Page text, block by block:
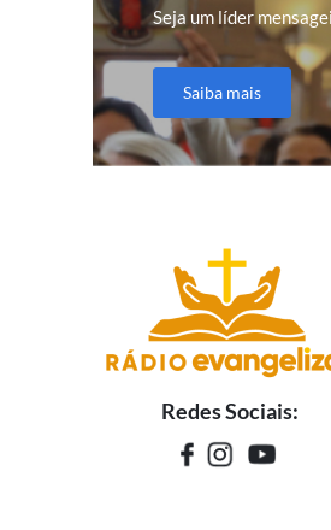
Seja um líder
Saiba mais
Redes Sociais: